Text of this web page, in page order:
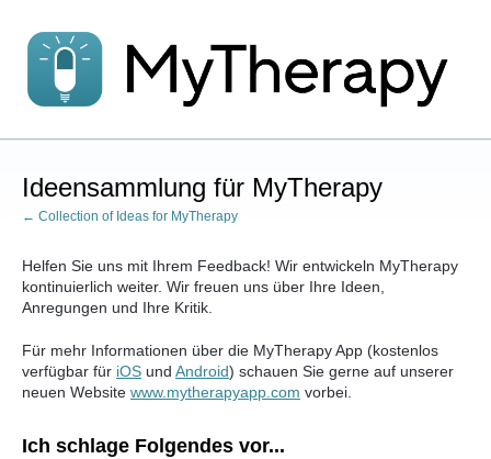
Inhalt
springen
Ideensammlung für MyTherapy
← Collection of Ideas for MyTherapy
Helfen Sie uns mit Ihrem Feedback! Wir entwickeln MyTherapy
kontinuierlich weiter. Wir freuen uns über Ihre Ideen,
Anregungen und Ihre Kritik.
Für mehr Informationen über die MyTherapy App (kostenlos
verfügbar für iOS und Android) schauen Sie gerne auf unserer
neuen Website www.mytherapyapp.com vorbei.
Ich schlage Folgendes vor...